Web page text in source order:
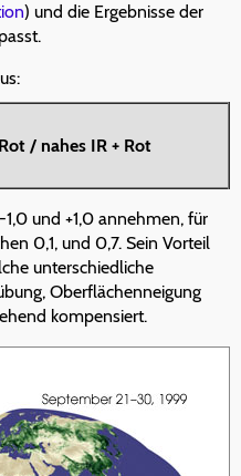
) und die Ergebnisse der
/ nahes IR + Rot
und +1,0 annehmen, für
0,1, und 0,7. Sein Vorteil
unterschiedliche
Oberflächenneigung
kompensiert.